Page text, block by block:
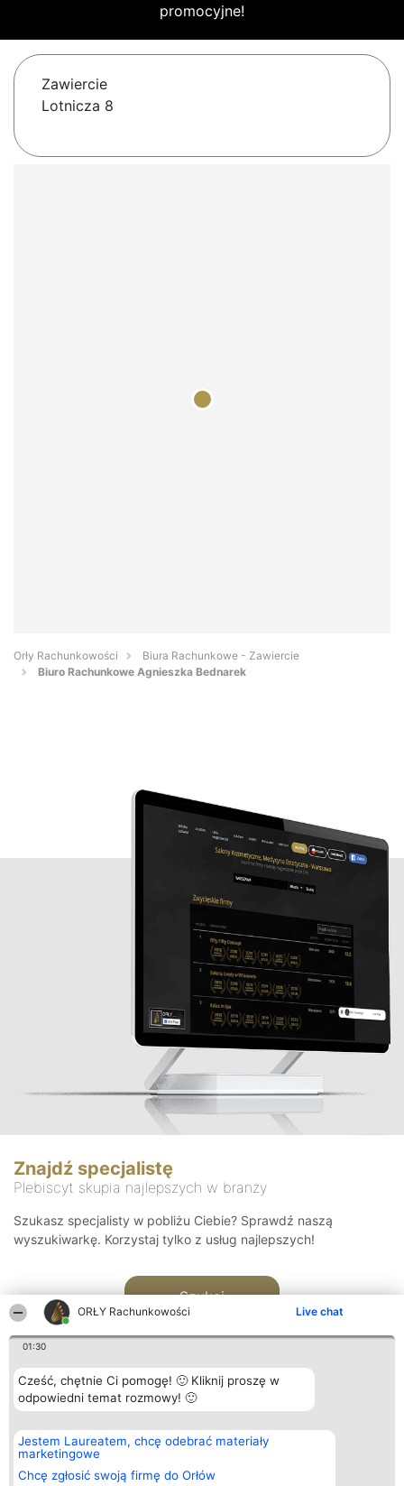
ORŁY Rachunkowości Live chat
01:30
Cześć, chętnie Ci pomogę! 🙂 Kliknij proszę w
odpowiedni temat rozmowy! 🙂
Jestem Laureatem, chcę odebrać materiały
marketingowe
Chcę zgłosić swoją firmę do Orłów
promocyjne!
Zawiercie
Lotnicza 8
Orły Rachunkowości
Biura Rachunkowe - Zawiercie
Biuro Rachunkowe Agnieszka Bednarek
Znajdź specjalistę
Plebiscyt skupia najlepszych w branży
Szukasz specjalisty w pobliżu Ciebie? Sprawdź naszą
wyszukiwarkę. Korzystaj tylko z usług najlepszych!
Szukaj
Organizator plebiscytu
Bright Side Solutions sp. z o.
o. sp. k.
ul. Ruska 22
Wrocław 50-079
Plebiscyt
Laureaci
wszystkich
Laureatów
Kontakt
Kontakt